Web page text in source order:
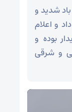
شدید و
و اعلام
بوده و
و شرقی